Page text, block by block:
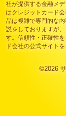
社が提供する金融メ
はクレジットカード
品は複雑で専門的な
説をしておりますが
す。信頼性・正確性
ド会社の公式サイト
©2026